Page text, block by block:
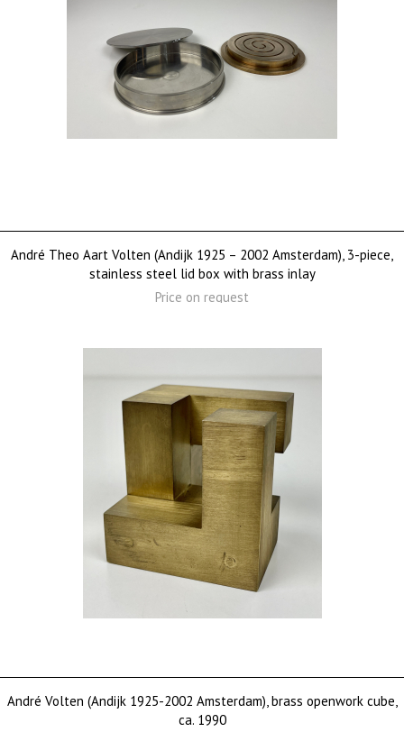
André Theo Aart Volten (Andijk 1925 – 2002 Amsterdam), 3-piece,
stainless steel lid box with brass inlay
Price on request
André Volten (Andijk 1925-2002 Amsterdam), brass openwork cube,
ca. 1990